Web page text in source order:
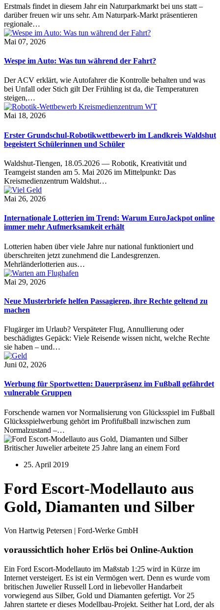
Erstmals findet in diesem Jahr ein Naturparkmarkt bei uns statt –
darüber freuen wir uns sehr. Am Naturpark-Markt präsentieren
regionale…
Mai 07, 2026
Wespe im Auto: Was tun während der Fahrt?
Der ACV erklärt, wie Autofahrer die Kontrolle behalten und was
bei Unfall oder Stich gilt Der Frühling ist da, die Temperaturen
steigen,…
Mai 18, 2026
Erster Grundschul-Robotikwettbewerb im Landkreis Waldshut
begeistert Schülerinnen und Schüler
Waldshut-Tiengen, 18.05.2026 — Robotik, Kreativität und
Teamgeist standen am 5. Mai 2026 im Mittelpunkt: Das
Kreismedienzentrum Waldshut…
Mai 26, 2026
Internationale Lotterien im Trend: Warum EuroJackpot online
immer mehr Aufmerksamkeit erhält
Lotterien haben über viele Jahre nur national funktioniert und
überschreiten jetzt zunehmend die Landesgrenzen.
Mehrländerlotterien aus…
Mai 29, 2026
Neue Musterbriefe helfen Passagieren, ihre Rechte geltend zu
machen
Flugärger im Urlaub? Verspäteter Flug, Annullierung oder
beschädigtes Gepäck: Viele Reisende wissen nicht, welche Rechte
sie haben – und…
Juni 02, 2026
Werbung für Sportwetten: Dauerpräsenz im Fußball gefährdet
vulnerable Gruppen
Forschende warnen vor Normalisierung von Glücksspiel im Fußball
Glücksspielwerbung gehört im Profifußball inzwischen zum
Normalzustand –…
Britischer Juwelier arbeitete 25 Jahre lang an einem Ford
25. April 2019
Ford Escort-Modellauto aus
Gold, Diamanten und Silber
Von Hartwig Petersen | Ford-Werke GmbH
voraussichtlich hoher Erlös bei Online-Auktion
Ein Ford Escort-Modellauto im Maßstab 1:25 wird in Kürze im
Internet versteigert. Es ist ein Vermögen wert. Denn es wurde vom
britischen Juwelier Russell Lord in liebevoller Handarbeit
vorwiegend aus Silber, Gold und Diamanten gefertigt. Vor 25
Jahren startete er dieses Modellbau-Projekt. Seither hat Lord, der als